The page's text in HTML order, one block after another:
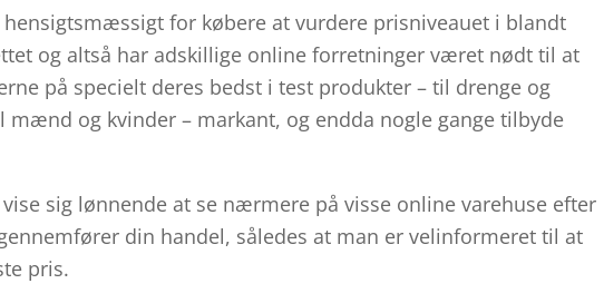
hensigtsmæssigt for købere at vurdere prisniveauet i blandt
og altså har adskillige online forretninger været nødt til at
på specielt deres bedst i test produkter – til drenge og
mænd og kvinder – markant, og endda nogle gange tilbyde
sig lønnende at se nærmere på visse online varehuse efter
din handel, således at man er velinformeret til at
pris.